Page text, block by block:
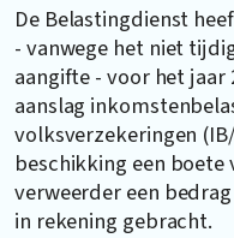
De Belastingdienst
- vanwege het niet
aangifte - voor het jaar
aanslag
volksverzekeringen
beschikking een boete
verweerder een
in rekening gebracht.